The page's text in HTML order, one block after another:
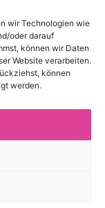
wir Technologien wie
oder darauf
können wir Daten
Website verarbeiten.
können
werden.
kann jederzeit via E-Mail
innerhalb
ins Ausland
kann.